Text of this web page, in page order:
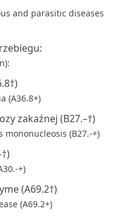
and parasitic diseases
(A36.8+)
zakaźnej (B27.–†)
mononucleosis (B27.-+)
+)
(A69.2†)
(A69.2+)